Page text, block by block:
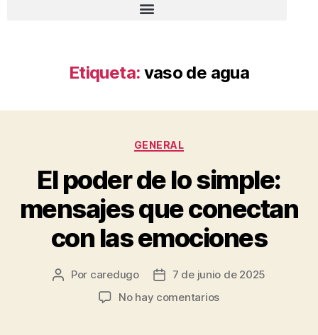
Etiqueta: vaso de agua
GENERAL
El poder de lo simple:
mensajes que conectan
con las emociones
Por caredugo
7 de junio de 2025
No hay comentarios